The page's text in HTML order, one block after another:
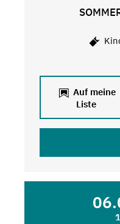
Auf meine
Liste